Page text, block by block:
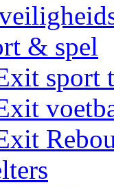
& spel
sport